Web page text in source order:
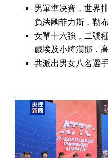
男單準决賽，世界
負法國菲力斯．勒布
女單十六強，二號
歲埃及小將漢娜．高
共派出男女八名選